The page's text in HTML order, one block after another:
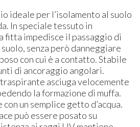
ideale per l’isolamento al suolo
In speciale tessuto in
fitta impedisce il passaggio di
senza però danneggiare
con cui è a contatto. Stabile
di ancoraggio angolari.
asciuga velocemente
la formazione di muffa.
un semplice getto d’acqua.
può essere posato su